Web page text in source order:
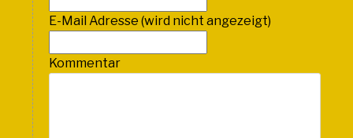
E-Mail Adresse (wird nicht angezeigt)
Kommentar